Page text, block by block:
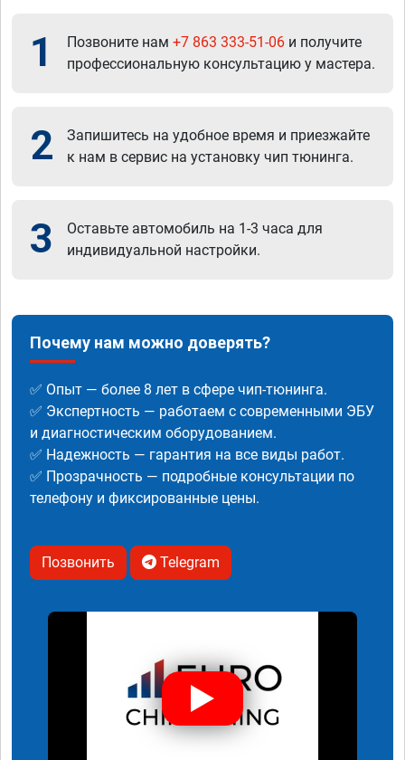
1 Позвоните нам +7 863 333-51-06 и получите
профессиональную консультацию у мастера.
2
Запишитесь на удобное время и приезжайте
к нам в сервис на установку чип тюнинга.
3
Оставьте автомобиль на 1-3 часа для
индивидуальной настройки.
Почему нам можно доверять?
✅ Опыт — более 8 лет в сфере чип-тюнинга.
✅ Экспертность — работаем с современными ЭБУ
и диагностическим оборудованием.
✅ Надежность — гарантия на все виды работ.
✅ Прозрачность — подробные консультации по
телефону и фиксированные цены.
Позвонить Telegram